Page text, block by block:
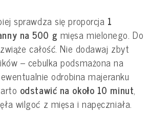
sprawdza się proporcja 1
na 500 g mięsa mielonego. Do
całość. Nie dodawaj zbyt
– cebulka podsmażona na
odrobina majeranku
odstawić na około 10 minut,
wilgoć z mięsa i napęczniała.